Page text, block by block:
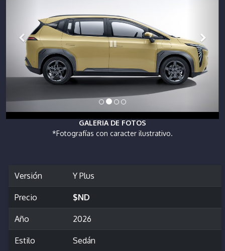
GALERIA DE FOTOS
*Fotografías con caracter ilustrativo.
Versión Y Plus
Precio $ND
Año 2026
Estilo Sedán